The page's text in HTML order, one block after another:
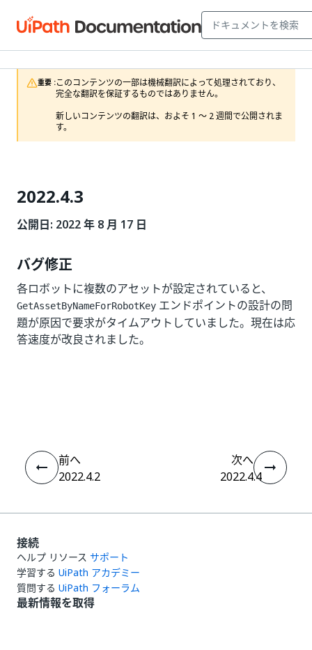
重要 :このコンテンツの一部は機械翻訳によって処理されており、
完全な翻訳を保証するものではありません。
新しいコンテンツの翻訳は、およそ 1 ～ 2 週間で公開されま
す。
2022.4.3
公開日: 2022 年 8 月 17 日
バグ修正
各ロボットに複数のアセットが設定されていると、
GetAssetByNameForRobotKey エンドポイントの設計の問
題が原因で要求がタイムアウトしていました。現在は応
答速度が改良されました。
前へ
2022.4.2
次へ
2022.4.4
接続
ヘルプ リソース サポート
学習する UiPath アカデミー
質問する UiPath フォーラム
最新情報を取得